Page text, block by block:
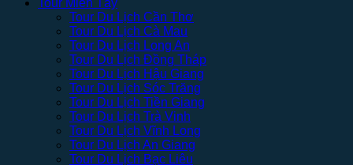
Tour Du Lịch Cần Thơ
Tour Du Lịch Cà Mau
Tour Du Lịch Long An
Tour Du Lịch Đồng Tháp
Tour Du Lịch Hậu Giang
Tour Du Lịch Sóc Trăng
Tour Du Lịch Tiền Giang
Tour Du Lịch Trà Vinh
Tour Du Lịch Vĩnh Long
Tour Du Lịch An Giang
Tour Du Lịch Bạc Liêu